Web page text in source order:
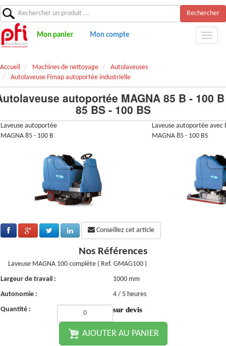
Rechercher
Mon panier Mon compte
Accueil Machines de nettoyage
Autolaveuses
Autolaveuse Fimap autoportée industrielle
autoportée MAGNA 85 B - 100
85 BS - 100 BS
Laveuse autoportée
MAGNA 85 - 100 B
Laveuse autoportée avec
MAGNA 85 - 100 BS
Conseillez cet article
Nos Références
Laveuse MAGNA 100 complète ( Ref. GMAG100 )
Largeur de travail :
1000 mm
Autonomie :
4 / 5 heures
Quantité :
sur devis
AJOUTER AU PANIER